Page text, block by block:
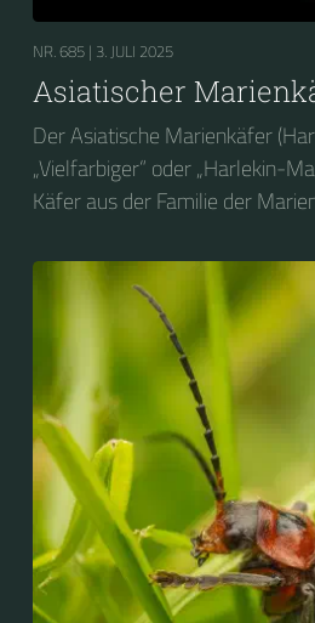
NR. 685 | 3. JULI 2025
Asiatischer
Der Asiatische Marienkäfer
„Vielfarbiger“ oder „Harlekin-
Käfer aus der Familie der